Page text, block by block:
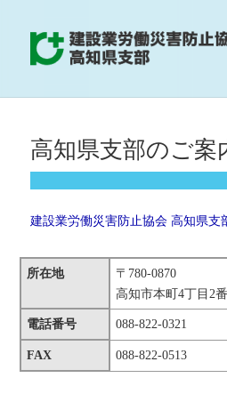
高知県支部のご案
建設業労働災害防止協会 高知県支
所在地
〒780-0870
高知市本町4丁目2
電話番号 088-822-0321
FAX 088-822-0513